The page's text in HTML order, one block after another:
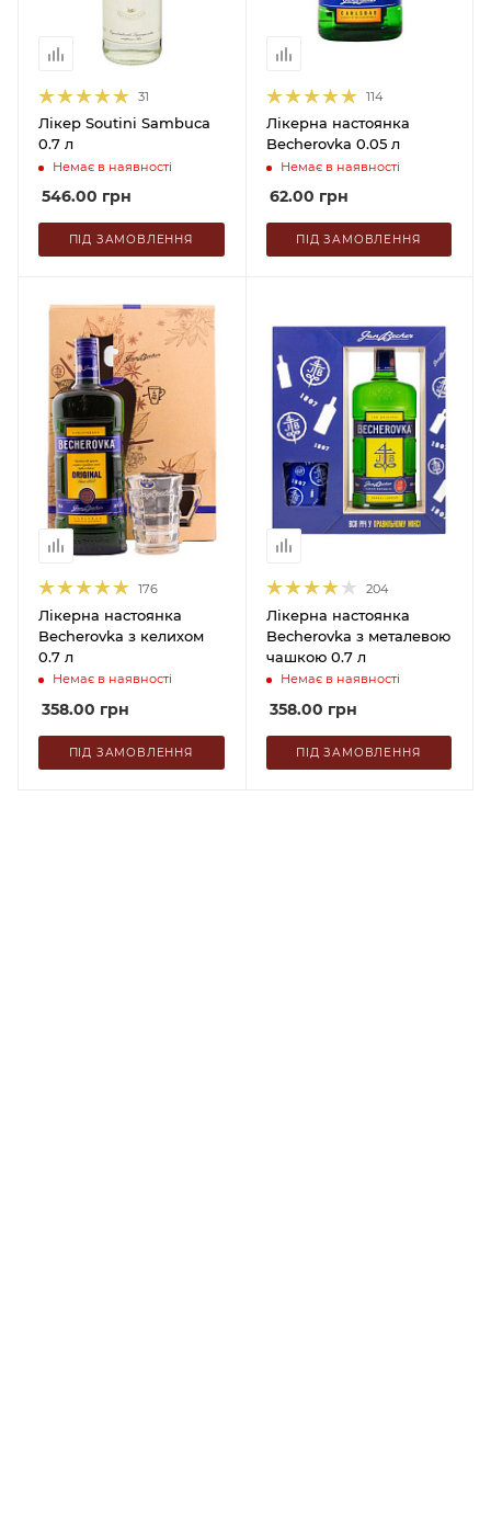
31
Лікер Soutini Sambuca
0.7 л
Немає в наявності
546.00 грн
ПІД ЗАМОВЛЕННЯ
114
Лікерна настоянка
Becherovka 0.05 л
Немає в наявності
62.00 грн
ПІД ЗАМОВЛЕННЯ
176
Лікерна настоянка
Becherovka з келихом
0.7 л
Немає в наявності
358.00 грн
ПІД ЗАМОВЛЕННЯ
204
Лікерна настоянка
Becherovka з металевою
чашкою 0.7 л
Немає в наявності
358.00 грн
ПІД ЗАМОВЛЕННЯ